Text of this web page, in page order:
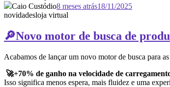
Caio Custódio8 meses atrás18/11/2025
novidadesloja virtual
🔎Novo motor de busca de
Acabamos de lançar um novo motor de busca para
🚀+70% de ganho na velocidade de
Isso significa menos espera, mais fluidez e uma